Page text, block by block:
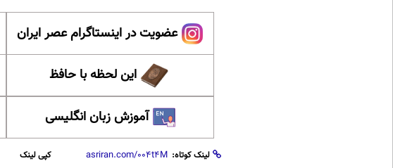
عضویت در اینستاگرام عصر ایران
این لحظه با حافظ
آموزش زبان انگلیسی
لینک کوتاه: کپی لینک